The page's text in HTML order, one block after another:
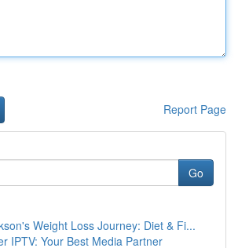
Report Page
Go
Weight Loss Journey: Diet & Fi...
IPTV: Your Best Media Partner